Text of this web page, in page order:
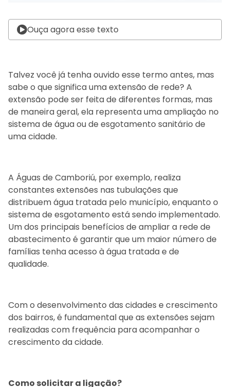
Ouça agora esse texto
Talvez você já tenha ouvido esse termo antes, mas
sabe o que significa uma extensão de rede? A
extensão pode ser feita de diferentes formas, mas
de maneira geral, ela representa uma ampliação no
sistema de água ou de esgotamento sanitário de
uma cidade.
A Águas de Camboriú, por exemplo, realiza
constantes extensões nas tubulações que
distribuem água tratada pelo município, enquanto o
sistema de esgotamento está sendo implementado.
Um dos principais benefícios de ampliar a rede de
abastecimento é garantir que um maior número de
famílias tenha acesso à água tratada e de
qualidade.
Com o desenvolvimento das cidades e crescimento
dos bairros, é fundamental que as extensões sejam
realizadas com frequência para acompanhar o
crescimento da cidade.
Como solicitar a ligação?